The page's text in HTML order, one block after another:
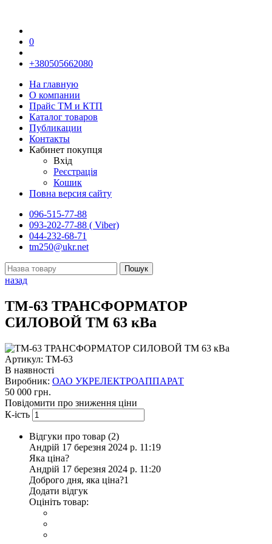
0
+380505662080
На главную
О компании
Прайс TM и КТП
Каталог товаров
Публикации
Контакты
Кабинет покупця
Вхід
Реєстрація
Кошик
Повна версия сайту
096-515-77-88
093-202-77-88 ( Viber)
044-232-68-71
tm250@ukr.net
назад
ТМ-63 ТРАНСФОРМАТОР
СИЛОВОЙ ТМ 63 кВа
Артикул: ТМ-63
В наявності
Виробник: ОАО УКРЕЛЕКТРОАППАРАТ
50 000 грн.
Повідомити про зниження ціни
К-ість
Відгуки про товар (2)
Андрій 17 березня 2024 р. 11:19
Яка ціна?
Андрій 17 березня 2024 р. 11:20
Доброго дня, яка ціна?1
Додати відгук
Оцініть товар: